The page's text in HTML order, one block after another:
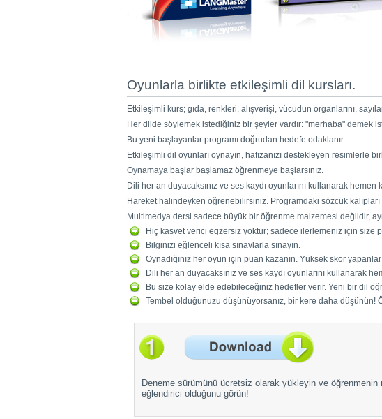
Oyunlarla birlikte etkileşimli dil kursları.
Etkileşimli kurs; gıda, renkleri, alışverişi, vücudun organlarını,
Her dilde söylemek istediğiniz bir şeyler vardır: "merhaba" demek
Bu yeni başlayanlar programı doğrudan hedefe odaklanır.
Etkileşimli dil oyunları oynayın, hafızanızı destekleyen resimlerle
Oynamaya başlar başlamaz öğrenmeye başlarsınız.
Dili her an duyacaksınız ve ses kaydı oyunlarını kullanarak
Hareket halindeyken öğrenebilirsiniz. Programdaki sözcük kalıpları
Multimedya dersi sadece büyük bir öğrenme malzemesi değildir,
Hiç kasvet verici egzersiz yoktur; sadece ilerlemeniz için size
Bilginizi eğlenceli kısa sınavlarla sınayın.
Oynadığınız her oyun için puan kazanın. Yüksek skor
Dili her an duyacaksınız ve ses kaydı oyunlarını kullanarak
Bu size kolay elde edebileceğiniz hedefler verir. Yeni bir dil
Tembel olduğunuzu düşünüyorsanız, bir kere daha düşünün!
Deneme sürümünü ücretsiz olarak yükleyin ve öğrenmenin
eğlendirici olduğunu görün!